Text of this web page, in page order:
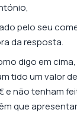
pelo seu
da resposta.
digo em
tido um valor
e não tenham
que